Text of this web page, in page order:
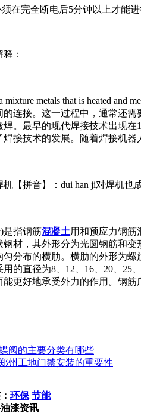
在完全断电后5分钟以上才能
：
mixture metals that is heated and
的连接。这一过程中，通常还
焊。最早的现代焊接技术出现
接技术的发展。随着焊接机
机【拼音】：dui han ji对焊机
是指钢筋混凝土用和预应力钢筋
钢材，其外形分为光圆钢筋和
匀分布的横肋。横肋的外形为
用的直径为8、12、16、20、25
更好地承受外力的作用。钢
阀的主要分类有哪些
州工地门禁安装的重要性
环保 节能
漆资讯